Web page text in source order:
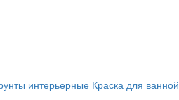
интерьерные Краска для ванной